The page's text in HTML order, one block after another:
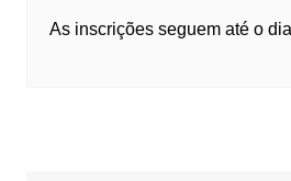
As inscrições seguem até o